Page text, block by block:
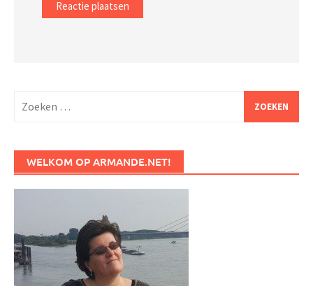
naar:
WELKOM OP ARMANDE.NET!